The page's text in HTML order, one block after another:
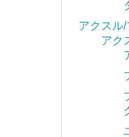
アクスル
アク